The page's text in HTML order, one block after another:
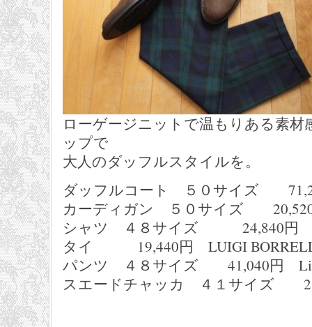
ローゲージニットで温もりある素
ップで
大人のダッフルスタイルを。
ダッフルコート ５０サイズ
カーディガン ５０サイズ
シャツ ４８サイズ 24,840円
タイ 19,440円 LUIGI
パンツ ４８サイズ 41,040円
スエードチャッカ ４１サイズ